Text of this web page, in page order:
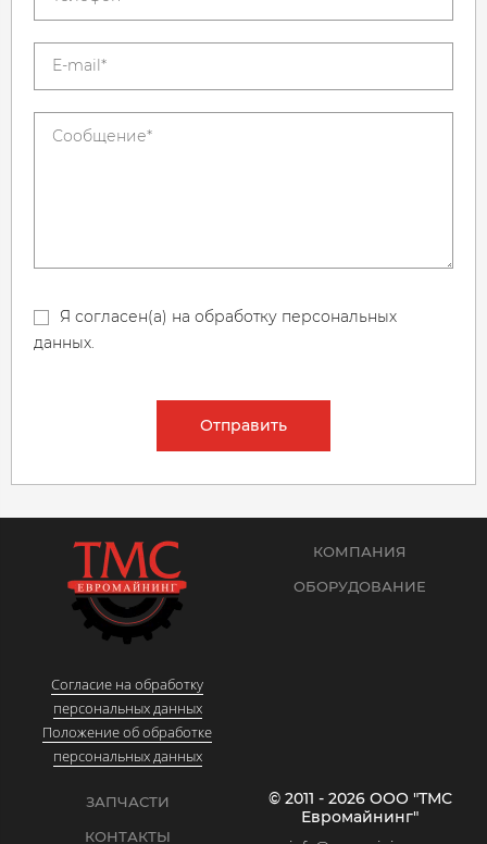
Я согласен(а) на обработку персональных
данных.
Отправить
Согласие на обработку
персональных данных
Положение об обработке
персональных данных
КОМПАНИЯ
ОБОРУДОВАНИЕ
ЗАПЧАСТИ
КОНТАКТЫ
© 2011 - 2026 ООО "ТМС
Евромайнинг"